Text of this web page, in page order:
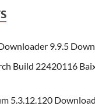
9.9.5
Build 22420116
5.3.12.120